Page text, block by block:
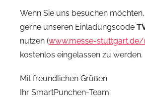
Wenn Sie uns besuchen
gerne unseren Einladungscode
nutzen (www.messe-
kostenlos eingelassen zu werden.
Mit freundlichen Grüßen
Ihr SmartPunchen-Team